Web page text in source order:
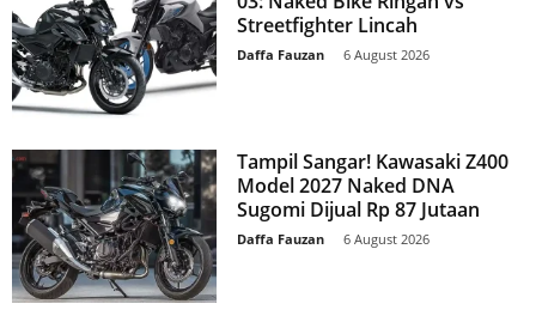
Streetfighter Lincah
Daffa Fauzan 6 August 2026
Tampil Sangar! Kawasaki Z400
Model 2027 Naked DNA
Sugomi Dijual Rp 87 Jutaan
Daffa Fauzan 6 August 2026